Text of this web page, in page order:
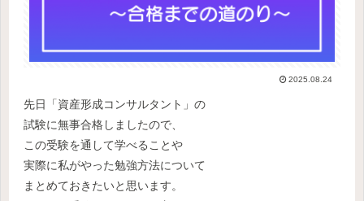
2025.08.24
先日「資産形成コンサルタント」の
試験に無事合格しましたので、
この受験を通して学べることや
実際に私がやった勉強方法について
まとめておきたいと思います。